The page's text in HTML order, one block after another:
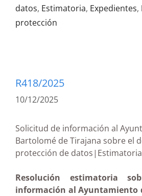
datos, Estimatoria, Expedientes,
protección
R418/2025
10/12/2025
Solicitud de información al
Bartolomé de Tirajana sobre el
protección de
Resolución estimatoria
información al Ayuntamiento